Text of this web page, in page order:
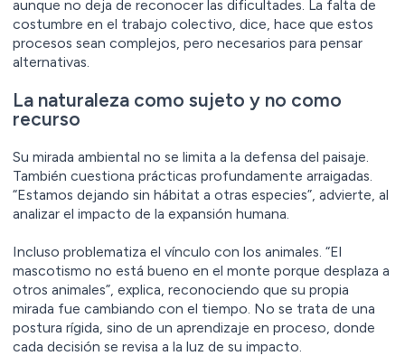
aunque no deja de reconocer las dificultades. La falta de
costumbre en el trabajo colectivo, dice, hace que estos
procesos sean complejos, pero necesarios para pensar
alternativas.
La naturaleza como sujeto y no como
recurso
Su mirada ambiental no se limita a la defensa del paisaje.
También cuestiona prácticas profundamente arraigadas.
“Estamos dejando sin hábitat a otras especies”, advierte, al
analizar el impacto de la expansión humana.
Incluso problematiza el vínculo con los animales. “El
mascotismo no está bueno en el monte porque desplaza a
otros animales”, explica, reconociendo que su propia
mirada fue cambiando con el tiempo. No se trata de una
postura rígida, sino de un aprendizaje en proceso, donde
cada decisión se revisa a la luz de su impacto.